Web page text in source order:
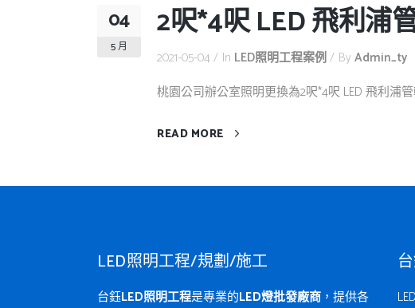
04
5 月
2呎*4呎 LED 飛利浦
2021-05-04 In LED照明工程案例 By Admin_ty
桃園公司辦公室照明更換為2呎*4呎 LED 飛利浦
READ MORE
LED照明工程/規劃/施工
台鈺LED照明工程是專業的LED燈批發廠商 ，提供各